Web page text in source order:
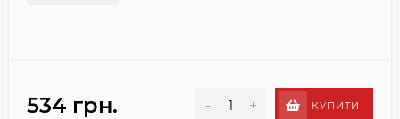
534 грн. - + КУПИТИ